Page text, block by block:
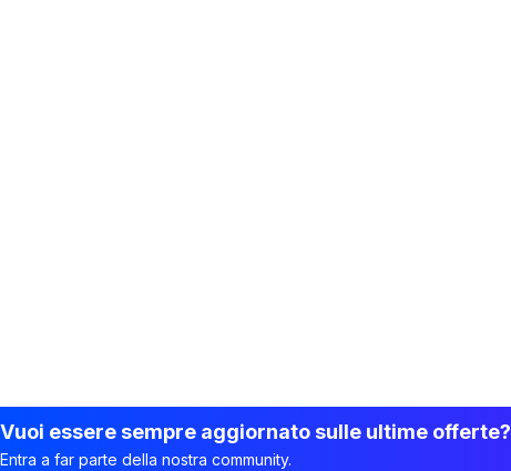
Vuoi essere sempre aggiornato sulle ultime offerte?
Entra a far parte della nostra community.